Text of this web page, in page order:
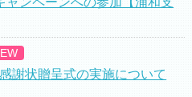
謝状贈呈式の実施について